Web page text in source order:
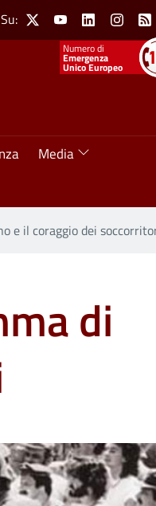
Menu
X YoutubeLinkedinInstagram
Feed
Emergenza
Unico Europeo
Media
e il coraggio dei
di